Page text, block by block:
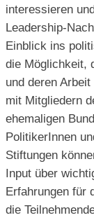
interessieren
Leadership-
Einblick ins
die Möglichkeit,
und deren
mit Mitgliedern
ehemaligen
PolitikerInnen
Stiftungen
Input über
Erfahrungen für
die